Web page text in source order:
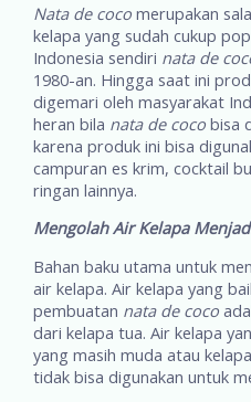
Nata de coco merupakan
kelapa yang sudah cukup
Indonesia sendiri nata de
1980-an. Hingga saat ini
digemari oleh masyarakat
heran bila nata de coco bisa
karena produk ini bisa
campuran es krim, cocktail
ringan lainnya.
Mengolah Air Kelapa
Bahan baku utama untuk
air kelapa. Air kelapa yang
pembuatan nata de coco
dari kelapa tua. Air kelapa
yang masih muda atau
tidak bisa digunakan untuk